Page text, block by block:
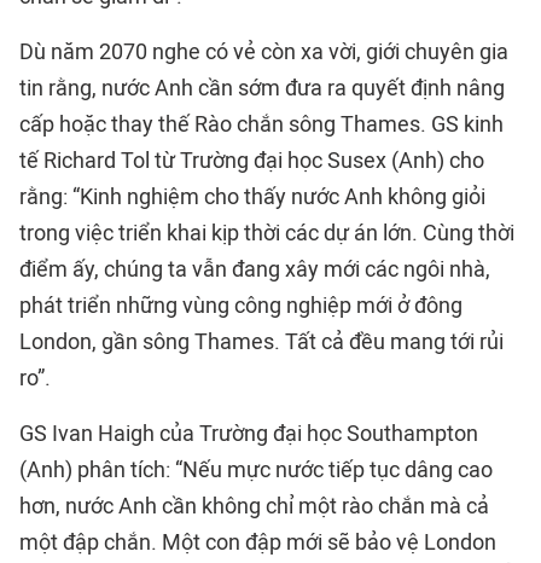
Dù năm 2070 nghe có vẻ còn xa vời, giới chuyên gia
tin rằng, nước Anh cần sớm đưa ra quyết định nâng
cấp hoặc thay thế Rào chắn sông Thames. GS kinh
tế Richard Tol từ Trường đại học Susex (Anh) cho
rằng: “Kinh nghiệm cho thấy nước Anh không giỏi
trong việc triển khai kịp thời các dự án lớn. Cùng thời
điểm ấy, chúng ta vẫn đang xây mới các ngôi nhà,
phát triển những vùng công nghiệp mới ở đông
London, gần sông Thames. Tất cả đều mang tới rủi
ro”.
GS Ivan Haigh của Trường đại học Southampton
(Anh) phân tích: “Nếu mực nước tiếp tục dâng cao
hơn, nước Anh cần không chỉ một rào chắn mà cả
một đập chắn. Một con đập mới sẽ bảo vệ London